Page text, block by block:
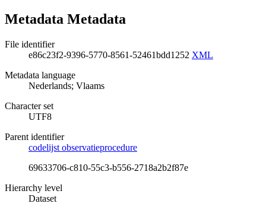
Metadata Metadata
File identifier
e86c23f2-9396-5770-8561-52461bdd1252 XML
Metadata language
Nederlands; Vlaams
Character set
UTF8
Parent identifier
codelijst observatieprocedure
69633706-c810-55c3-b556-2718a2b2f87e
Hierarchy level
Dataset